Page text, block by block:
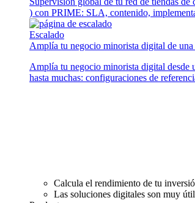
) con PRIME: SLA, contenido,
Escalado
Amplía tu negocio minorista digital de
Amplía tu negocio minorista digital desde
hasta muchas: configuraciones de
Calcula el rendimiento de tu
Las soluciones digitales son muy